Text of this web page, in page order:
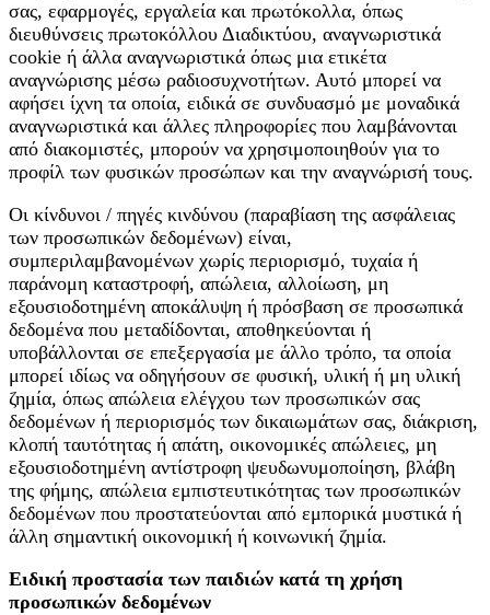
σας, εφαρμογές, εργαλεία και πρωτόκολλα, όπως
διευθύνσεις πρωτοκόλλου Διαδικτύου, αναγνωριστικά
cookie ή άλλα αναγνωριστικά όπως μια ετικέτα
αναγνώρισης µέσω ραδιοσυχνοτήτων. Αυτό μπορεί να
αφήσει ίχνη τα οποία, ειδικά σε συνδυασμό με μοναδικά
αναγνωριστικά και άλλες πληροφορίες που λαμβάνονται
από διακομιστές, μπορούν να χρησιμοποιηθούν για το
προφίλ των φυσικών προσώπων και την αναγνώρισή τους.
Οι κίνδυνοι / πηγές κινδύνου (παραβίαση της ασφάλειας
των προσωπικών δεδομένων) είναι,
συμπεριλαμβανομένων χωρίς περιορισμό, τυχαία ή
παράνομη καταστροφή, απώλεια, αλλοίωση, μη
εξουσιοδοτημένη αποκάλυψη ή πρόσβαση σε προσωπικά
δεδομένα που μεταδίδονται, αποθηκεύονται ή
υποβάλλονται σε επεξεργασία με άλλο τρόπο, τα οποία
μπορεί ιδίως να οδηγήσουν σε φυσική, υλική ή μη υλική
ζημία, όπως απώλεια ελέγχου των προσωπικών σας
δεδομένων ή περιορισμός των δικαιωμάτων σας, διάκριση,
κλοπή ταυτότητας ή απάτη, οικονομικές απώλειες, μη
εξουσιοδοτημένη αντίστροφη ψευδωνυμοποίηση, βλάβη
της φήμης, απώλεια εμπιστευτικότητας των προσωπικών
δεδομένων που προστατεύονται από εμπορικά μυστικά ή
άλλη σημαντική οικονομική ή κοινωνική ζημία.
Ειδική προστασία των παιδιών κατά τη χρήση
προσωπικών δεδομένων